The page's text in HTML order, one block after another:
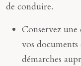
de conduire.
Conservez
vos
démarches